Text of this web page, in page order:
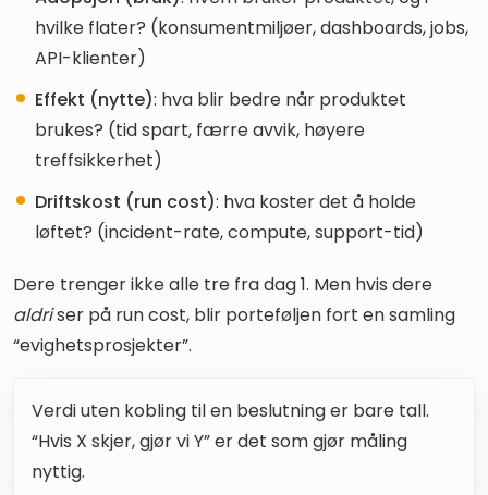
hvilke flater? (konsumentmiljøer, dashboards, jobs,
API-klienter)
Effekt (nytte): hva blir bedre når produktet
brukes? (tid spart, færre avvik, høyere
treffsikkerhet)
Driftskost (run cost): hva koster det å holde
løftet? (incident-rate, compute, support-tid)
Dere trenger ikke alle tre fra dag 1. Men hvis dere
aldriser på run cost, blir porteføljen fort en samling
“evighetsprosjekter”.
Verdi uten kobling til en beslutning er bare tall.
“Hvis X skjer, gjør vi Y” er det som gjør måling
nyttig.